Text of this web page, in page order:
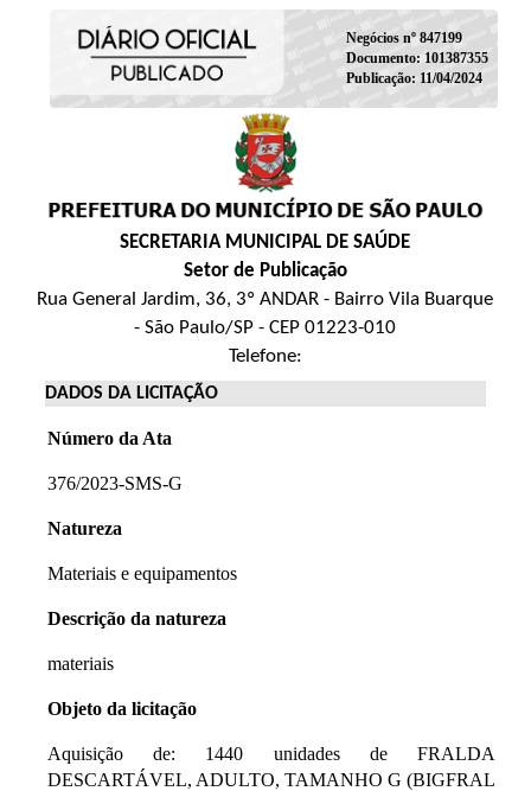
Negócios nº 847199
Documento: 101387355
Publicação: 11/04/2024
SECRETARIA MUNICIPAL DE SAÚDE
Setor de Publicação
Rua General Jardim, 36, 3º ANDAR - Bairro Vila Buarque
- São Paulo/SP - CEP 01223-010
Telefone:
DADOS DA LICITAÇÃO
Número da Ata
376/2023-SMS-G
Natureza
Materiais e equipamentos
Descrição da natureza
materiais
Objeto da licitação
Aquisição de: 1440 unidades de FRALDA
DESCARTÁVEL, ADULTO, TAMANHO G (BIGFRAL